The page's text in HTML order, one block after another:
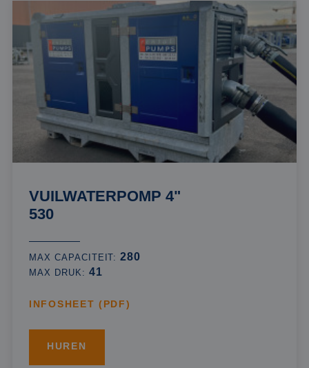
VUILWATERPOMP 4"
530
MAX CAPACITEIT:280
MAX DRUK: 41
INFOSHEET (PDF)
HUREN